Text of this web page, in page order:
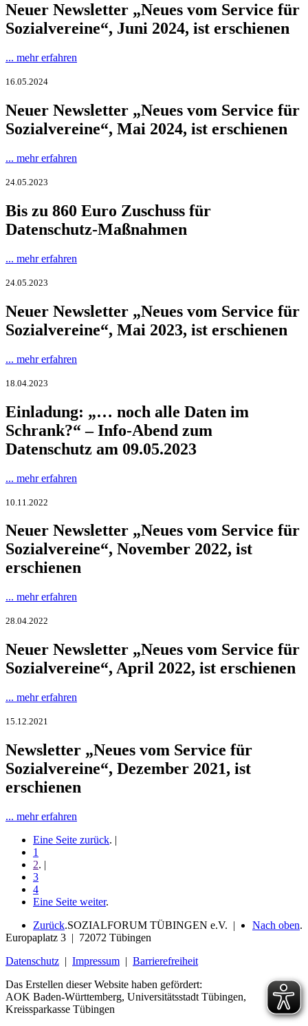
Neuer Newsletter „Neues vom Service für
Sozialvereine“, Juni 2024, ist erschienen
... mehr erfahren
16.05.2024
Neuer Newsletter „Neues vom Service für
Sozialvereine“, Mai 2024, ist erschienen
... mehr erfahren
24.05.2023
Bis zu 860 Euro Zuschuss für
Datenschutz-Maßnahmen
... mehr erfahren
24.05.2023
Neuer Newsletter „Neues vom Service für
Sozialvereine“, Mai 2023, ist erschienen
... mehr erfahren
18.04.2023
Einladung: „… noch alle Daten im
Schrank?“ – Info-Abend zum
Datenschutz am 09.05.2023
... mehr erfahren
10.11.2022
Neuer Newsletter „Neues vom Service für
Sozialvereine“, November 2022, ist
erschienen
... mehr erfahren
28.04.2022
Neuer Newsletter „Neues vom Service für
Sozialvereine“, April 2022, ist erschienen
... mehr erfahren
15.12.2021
Newsletter „Neues vom Service für
Sozialvereine“, Dezember 2021, ist
erschienen
... mehr erfahren
Eine Seite zurück. |
1
2. |
3
4
Eine Seite weiter.
Zurück. Nach oben.
SOZIALFORUM TÜBINGEN e.V. |
Europaplatz 3 | 72072 Tübingen
Datenschutz | Impressum | Barrierefreiheit
Das Erstellen dieser Website haben gefördert:
AOK Baden-Württemberg, Universitätsstadt Tübingen,
Kreissparkasse Tübingen